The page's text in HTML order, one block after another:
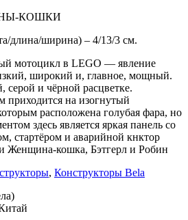
КОШКИ
длина/ширина) – 4/13/3 см.
мотоцикл в LEGO — явление
широкий и, главное, мощный.
и чёрной расцветке.
приходится на изогнутый
расположена голубая фара, но
здесь является яркая панель со
стартёром и аварийной кнктор
Женщина-кошка, Бэтгерл и Робин
, Конструкторы Bela